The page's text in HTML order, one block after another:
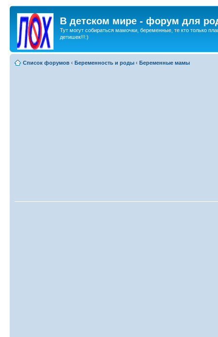
В детском мире - форум для
Тут могут собираться мамочки, беременные, те кто только
детишек!!!:)
Список форумов ‹ Беременность и роды ‹ Беременные мамы